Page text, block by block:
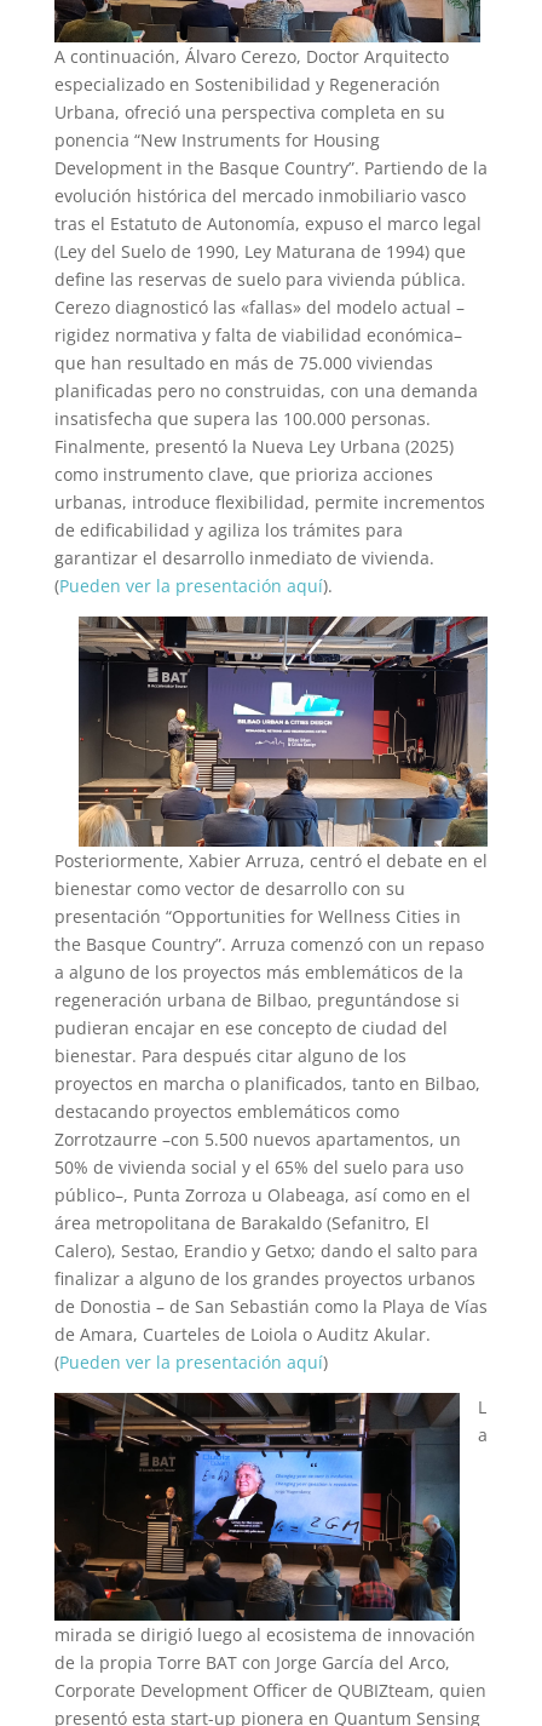
A continuación, Álvaro Cerezo, Doctor Arquitecto
especializado en Sostenibilidad y Regeneración
Urbana, ofreció una perspectiva completa en su
ponencia “New Instruments for Housing
Development in the Basque Country”. Partiendo de la
evolución histórica del mercado inmobiliario vasco
tras el Estatuto de Autonomía, expuso el marco legal
(Ley del Suelo de 1990, Ley Maturana de 1994) que
define las reservas de suelo para vivienda pública.
Cerezo diagnosticó las «fallas» del modelo actual –
rigidez normativa y falta de viabilidad económica–
que han resultado en más de 75.000 viviendas
planificadas pero no construidas, con una demanda
insatisfecha que supera las 100.000 personas.
Finalmente, presentó la Nueva Ley Urbana (2025)
como instrumento clave, que prioriza acciones
urbanas, introduce flexibilidad, permite incrementos
de edificabilidad y agiliza los trámites para
garantizar el desarrollo inmediato de vivienda.
(Pueden ver la presentación aquí).
Posteriormente, Xabier Arruza, centró el debate en el
bienestar como vector de desarrollo con su
presentación “Opportunities for Wellness Cities in
the Basque Country”. Arruza comenzó con un repaso
a alguno de los proyectos más emblemáticos de la
regeneración urbana de Bilbao, preguntándose si
pudieran encajar en ese concepto de ciudad del
bienestar. Para después citar alguno de los
proyectos en marcha o planificados, tanto en Bilbao,
destacando proyectos emblemáticos como
Zorrotzaurre –con 5.500 nuevos apartamentos, un
50% de vivienda social y el 65% del suelo para uso
público–, Punta Zorroza u Olabeaga, así como en el
área metropolitana de Barakaldo (Sefanitro, El
Calero), Sestao, Erandio y Getxo; dando el salto para
finalizar a alguno de los grandes proyectos urbanos
de Donostia – de San Sebastián como la Playa de Vías
de Amara, Cuarteles de Loiola o Auditz Akular.
(Pueden ver la presentación aquí)
L
a
mirada se dirigió luego al ecosistema de innovación
de la propia Torre BAT con Jorge García del Arco,
Corporate Development Officer de QUBIZteam, quien
presentó esta start-up pionera en Quantum Sensing